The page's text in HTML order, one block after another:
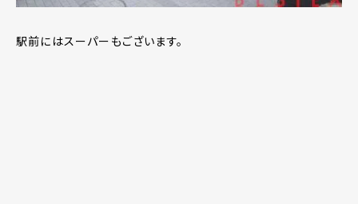
駅前にはスーパーもございます。